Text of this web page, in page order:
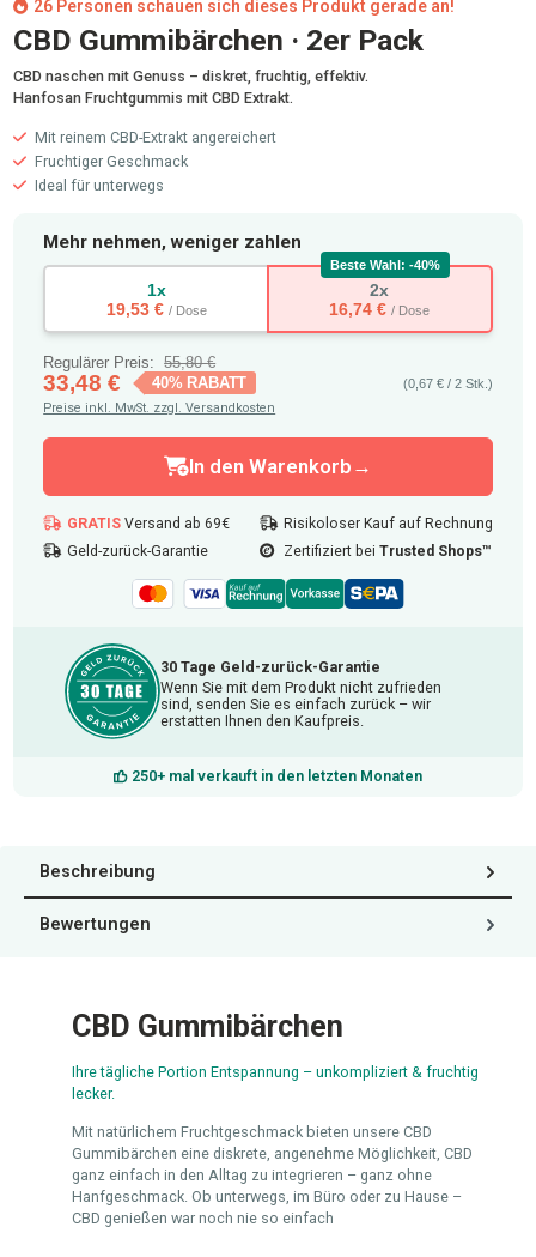
26 Personen schauen sich dieses Produkt gerade an!
CBD Gummibärchen · 2er Pack
CBD naschen mit Genuss – diskret, fruchtig, effektiv.
Hanfosan Fruchtgummis mit CBD Extrakt.
Mit reinem CBD-Extrakt angereichert
Fruchtiger Geschmack
Ideal für unterwegs
Mehr nehmen, weniger zahlen
1x
19,53 € / Dose
Beste Wahl: -40%
2x
16,74 € / Dose
Regulärer Preis: 55,80 €
33,48 € 40% RABATT (0,67 € / 2 Stk.)
Preise inkl. MwSt. zzgl. Versandkosten
Anzahl: 1
In den Warenkorb
GRATISVersand ab 69€
Risikoloser Kauf auf Rechnung
Geld-zurück-Garantie
Zertifiziert bei Trusted Shops™
30 Tage Geld-zurück-Garantie
Wenn Sie mit dem Produkt nicht zufrieden
sind, senden Sie es einfach zurück – wir
erstatten Ihnen den Kaufpreis.
250+ mal verkauft in den letzten Monaten
Beschreibung
Bewertungen
CBD Gummibärchen
Ihre tägliche Portion Entspannung – unkompliziert & fruchtig
lecker.
Mit natürlichem Fruchtgeschmack bieten unsere CBD
Gummibärchen eine diskrete, angenehme Möglichkeit, CBD
ganz einfach in den Alltag zu integrieren – ganz ohne
Hanfgeschmack. Ob unterwegs, im Büro oder zu Hause –
CBD genießen war noch nie so einfach